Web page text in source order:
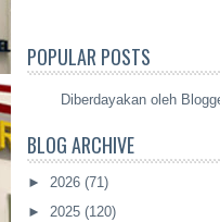
POPULAR POSTS
Diberdayakan oleh
BLOG ARCHIVE
► 2026 (71)
► 2025 (120)